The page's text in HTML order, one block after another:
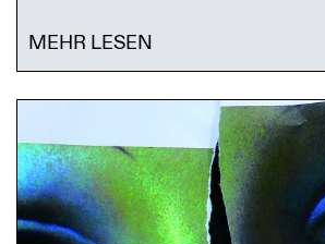
MEHR LESEN